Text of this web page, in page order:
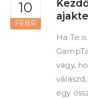
10
FEBR
Ha Te
vagy,
egy